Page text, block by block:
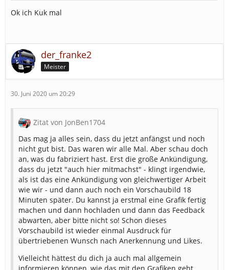
Ok ich Kuk mal
der_franke2
Meister
30. Juni 2020 um 20:29
Zitat von JonBen1704
Das mag ja alles sein, dass du jetzt anfängst und noch
nicht gut bist. Das waren wir alle Mal. Aber schau doch
an, was du fabriziert hast. Erst die große Ankündigung,
dass du jetzt "auch hier mitmachst" - klingt irgendwie,
als ist das eine Ankündigung von gleichwertiger Arbeit
wie wir - und dann auch noch ein Vorschaubild 18
Minuten später. Du kannst ja erstmal eine Grafik fertig
machen und dann hochladen und dann das Feedback
abwarten, aber bitte nicht so! Schon dieses
Vorschaubild ist wieder einmal Ausdruck für
übertriebenen Wunsch nach Anerkennung und Likes.
Vielleicht hättest du dich ja auch mal allgemein